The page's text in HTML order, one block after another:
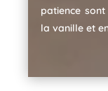
patience
la vanille et